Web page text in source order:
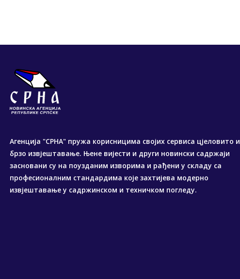
Агенција "СРНА" пружа корисницима својих сервиса цјеловито и
брзо извјештавање. Њене вијести и други новински садржаји
засновани су на поузданим изворима и рађени у складу са
професионалним стандардима које захтијева модерно
извјештавање у садржинском и техничком погледу.